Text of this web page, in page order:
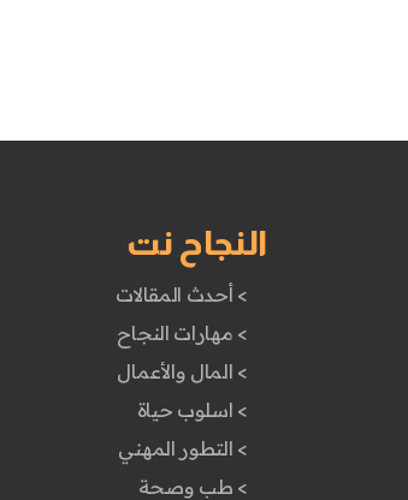
النجاح نت
> أحدث المقالات
> مهارات النجاح
> المال والأعمال
> اسلوب حياة
> التطور المهني
> طب وصحة